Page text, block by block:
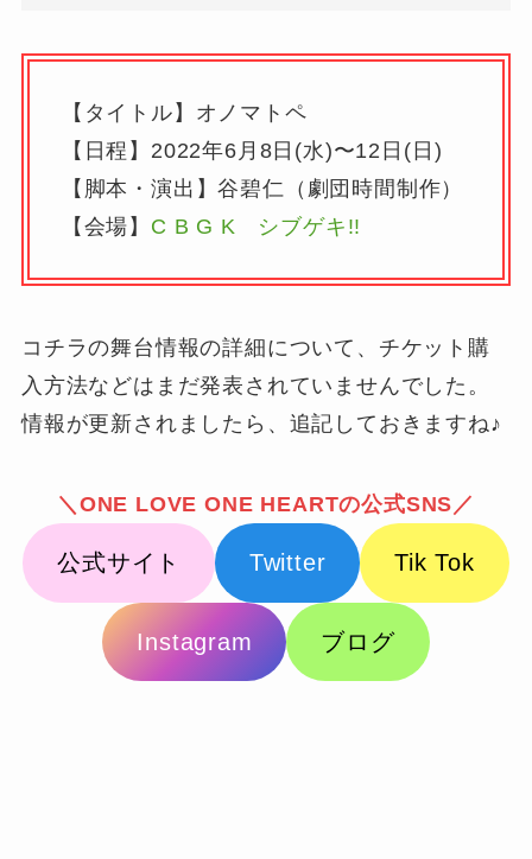
【タイトル】オノマトペ
【日程】2022年6月8日(水)〜12日(日)
【脚本・演出】谷碧仁（劇団時間制作）
【会場】 C B G K シブゲキ!!
コチラの舞台情報の詳細について、チケット購
入方法などはまだ発表されていませんでした。
情報が更新されましたら、追記しておきますね♪
＼ONE LOVE ONE HEARTの公式SNS／
公式サイト Twitter Tik Tok
Instagram ブログ